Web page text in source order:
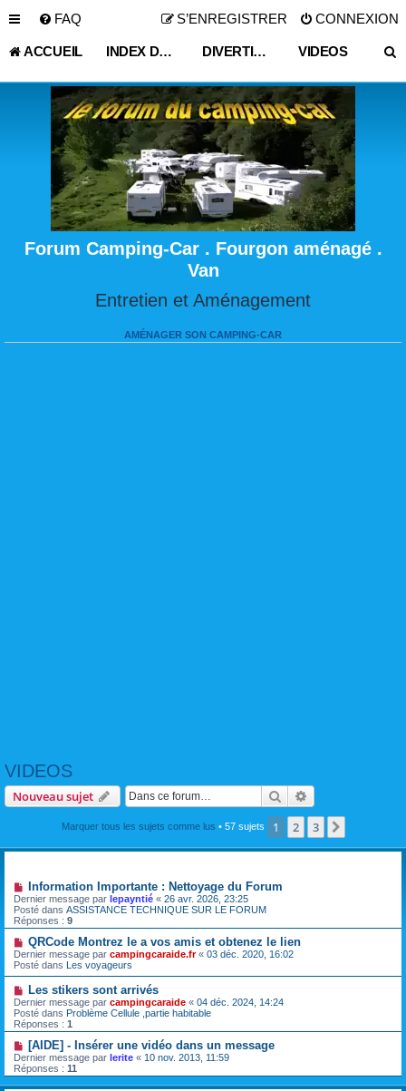
FAQ CONNEXION
S’ENREGISTRER
ACCUEIL INDEX DU FORUM DIVERTIR MONDE DU LOISIR VIDEOS
Forum Camping-Car . Fourgon aménagé .
Van
Entretien et Aménagement
AMÉNAGER SON CAMPING-CAR
VIDEOS
Nouveau sujet Rechercher
Marquer tous les sujets comme lus • 57 sujets 1 2 3
Information Importante : Nettoyage du Forum
Dernier message par lepayntié « 26 avr. 2026, 23:25
Posté dans ASSISTANCE TECHNIQUE SUR LE FORUM
Réponses : 9
QRCode Montrez le a vos amis et obtenez le lien
Dernier message par campingcaraide.fr« 03 déc. 2020, 16:02
Posté dans Les voyageurs
Les stikers sont arrivés
Dernier message par campingcaraide « 04 déc. 2024, 14:24
Posté dans Problème Cellule ,partie habitable
Réponses : 1
[AIDE] - Insérer une vidéo dans un message
Dernier message par lerite « 10 nov. 2013, 11:59
Réponses : 11